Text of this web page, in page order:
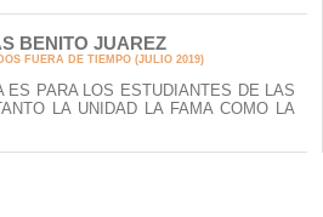
BENITO JUAREZ
FUERA DE TIEMPO (JULIO 2019)
ES PARA LOS ESTUDIANTES DE LAS
LA UNIDAD LA FAMA COMO LA